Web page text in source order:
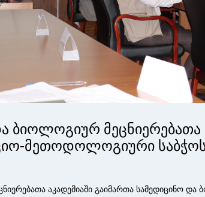
ბიოლოგიურ მეცნიერებათა
მეთოდოლოგიური
აკადემიაში გაიმართა სამედიცინო